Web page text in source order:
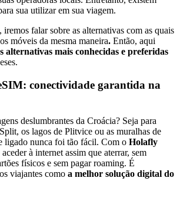
sua utilizar em sua viagem.
falar sobre as alternativas com as quais
móveis da mesma maneira. Então, aqui
alternativas mais conhecidas e preferidas
conectividade garantida na
deslumbrantes da Croácia? Seja para
os lagos de Plitvice ou as muralhas de
ligado nunca foi tão fácil. Com o Holafly
aceder à internet assim que aterrar, sem
físicos e sem pagar roaming. É
viajantes como a melhor solução digital do